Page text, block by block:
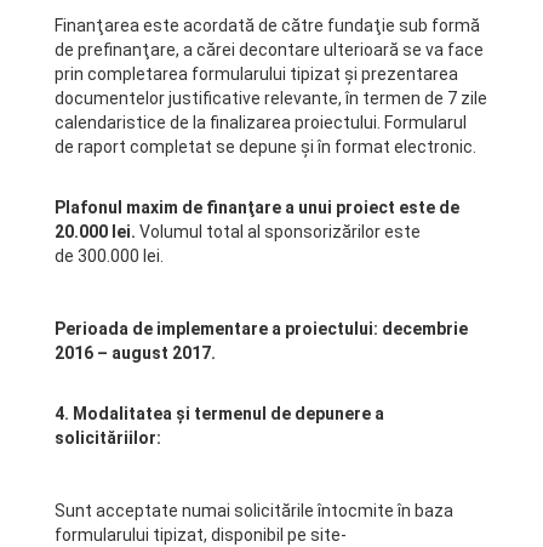
Finanţarea este acordată de către fundaţie sub formă
de prefinanţare, a cărei decontare ulterioară se va face
prin completarea formularului tipizat şi prezentarea
documentelor justificative relevante, în termen de 7 zile
calendaristice de la finalizarea proiectului. Formularul
de raport completat se depune și în format electronic.
Plafonul maxim de finanţare a unui proiect este de
20.000 lei. Volumul total al sponsorizărilor este
de 300.000 lei.
Perioada de implementare a proiectului: decembrie
2016 – august 2017.
4. Modalitatea şi termenul de depunere a
solicităriilor:
Sunt acceptate numai solicitările întocmite în baza
formularului tipizat, disponibil pe site-